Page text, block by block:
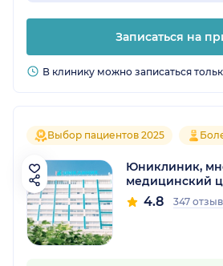
Записаться на
В клинику можно записаться
Выбор пациентов 2025
Юниклиник,
медицинский
4.8 347